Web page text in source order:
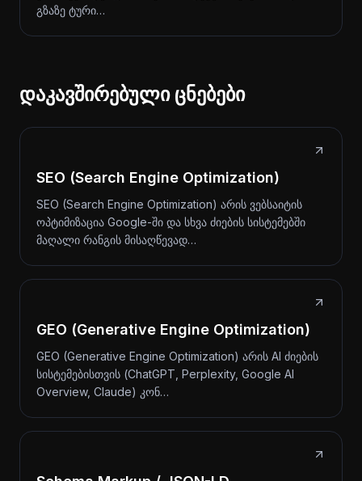
გზაზე ტური…
დაკავშირებული ცნებები
SEO (Search Engine Optimization)
SEO (Search Engine Optimization) არის ვებსაიტის
ოპტიმიზაცია Google-ში და სხვა ძიების სისტემებში
მაღალი რანგის მისაღწევად…
GEO (Generative Engine Optimization)
GEO (Generative Engine Optimization) არის AI ძიების
სისტემებისთვის (ChatGPT, Perplexity, Google AI
Overview, Claude) კონ…